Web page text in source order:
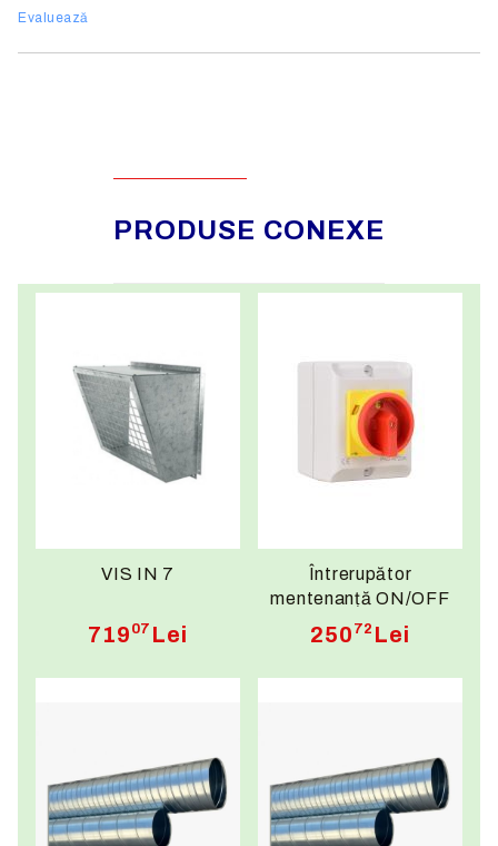
Evaluează
PRODUSE CONEXE
VIS IN 7
719 07 Lei
Întrerupător
mentenanță ON/OFF
EME5-20-2100
250 72 Lei